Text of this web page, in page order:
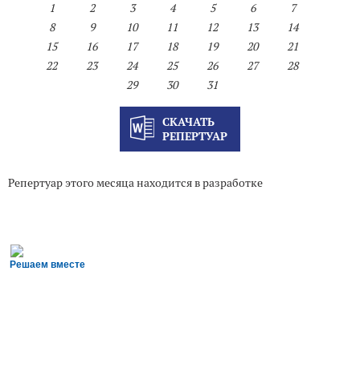
1
2 3 4 5 6
7
8
9 10 11 12 13
14
15
16 17 18 19 20
21
22
23 24 25 26 27
28
29
30 31
СКАЧАТЬ
РЕПЕРТУАР
Репертуар этого месяца находится в разработке
Решаем вместе